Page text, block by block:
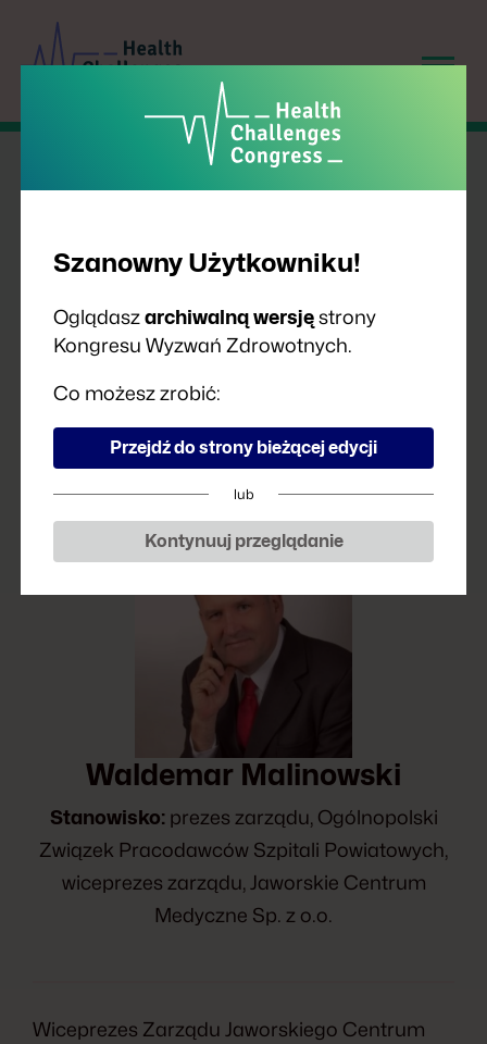
Waldemar Malinowski
Stanowisko:prezes zarządu, Ogólnopolski
Związek Pracodawców Szpitali Powiatowych,
wiceprezes zarządu, Jaworskie Centrum
Medyczne Sp. z o.o.
Wiceprezes Zarządu Jaworskiego Centrum
Szanowny Użytkowniku!
Oglądaszarchiwalną wersjęstrony
Kongresu Wyzwań Zdrowotnych.
Co możesz zrobić:
Przejdź do strony bieżącej edycji
lub
Kontynuuj przeglądanie